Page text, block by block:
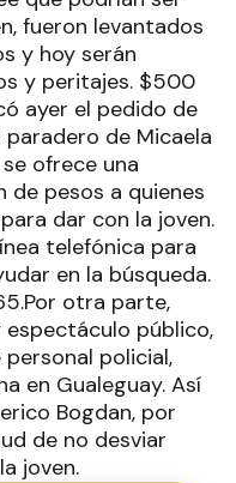
fueron levantados
y hoy serán
y peritajes. $500
ayer el pedido de
de Micaela
ofrece una
de pesos a quienes
dar con la joven.
telefónica para
en la búsqueda.
otra parte,
público,
policial,
en Gualeguay. Así
Bogdan, por
de no desviar
joven.